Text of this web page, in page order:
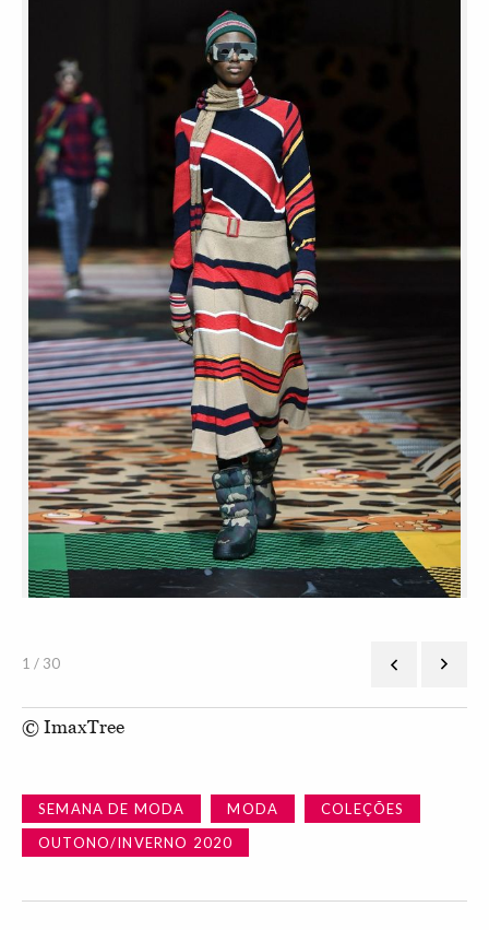
1 / 30
© ImaxTree
SEMANA DE MODA MODA
COLEÇÕES
OUTONO/INVERNO 2020